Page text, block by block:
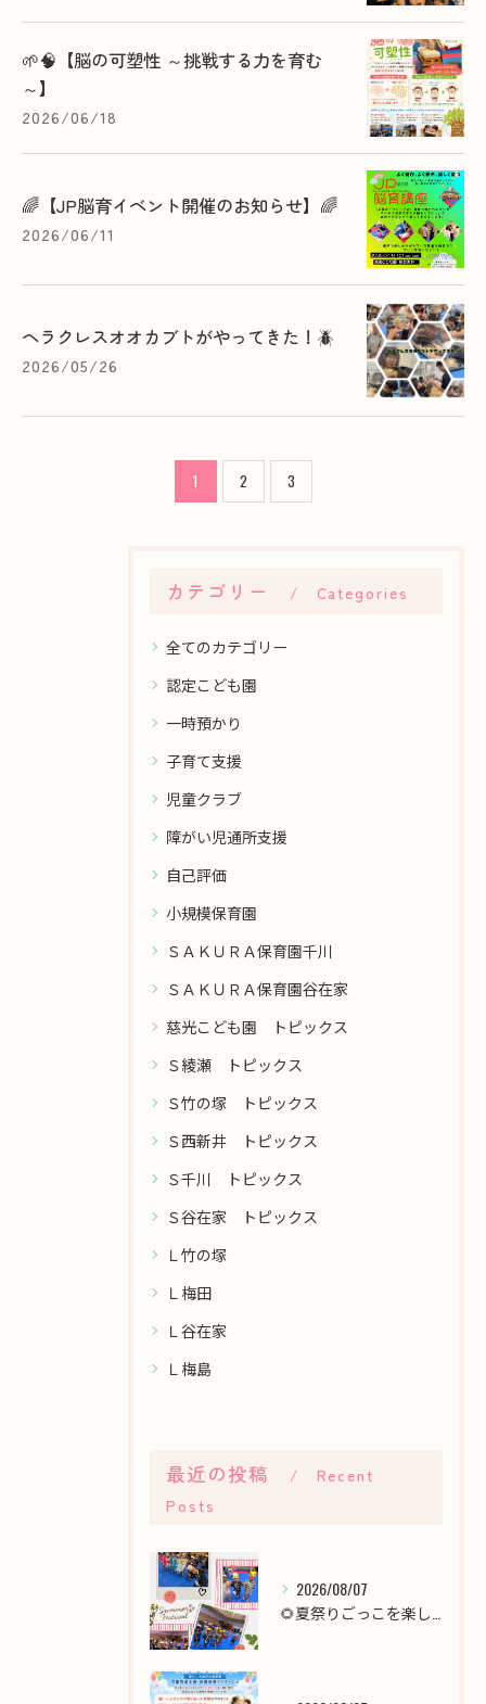
🌱🧠【脳の可塑性 ～挑戦する力を育む
～】
2026/06/18
🌈【JP脳育イベント開催のお知らせ】🌈
2026/06/11
ヘラクレスオオカブトがやってきた！🪲
2026/05/26
1 2 3
カテゴリー Categories
全てのカテゴリー
認定こども園
一時預かり
子育て支援
児童クラブ
障がい児通所支援
自己評価
小規模保育園
ＳＡＫＵＲＡ保育園千川
ＳＡＫＵＲＡ保育園谷在家
慈光こども園 トピックス
Ｓ綾瀬 トピックス
Ｓ竹の塚 トピックス
Ｓ西新井 トピックス
Ｓ千川 トピックス
Ｓ谷在家 トピックス
Ｌ竹の塚
Ｌ梅田
Ｌ谷在家
Ｌ梅島
最近の投稿
Recent
Posts
2026/08/07